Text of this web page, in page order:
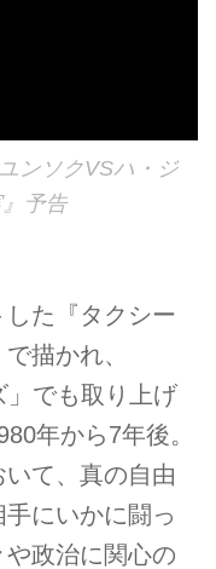
ンソクVSハ・ジ
予告
た『タクシー
描かれ、
」でも取り上げ
年から7年後。
て、真の自由
にいかに闘っ
政治に関心の